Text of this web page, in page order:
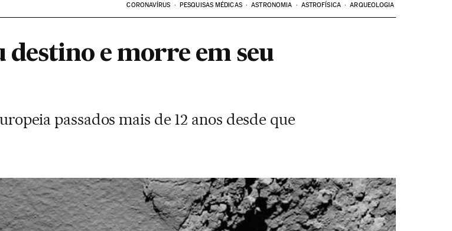
CORONAVÍRUS PESQUISAS MÉDICAS ASTRONOMIA ASTROFÍSICA ARQUEOLOGIA
destino e morre em seu
passados mais de 12 anos desde que